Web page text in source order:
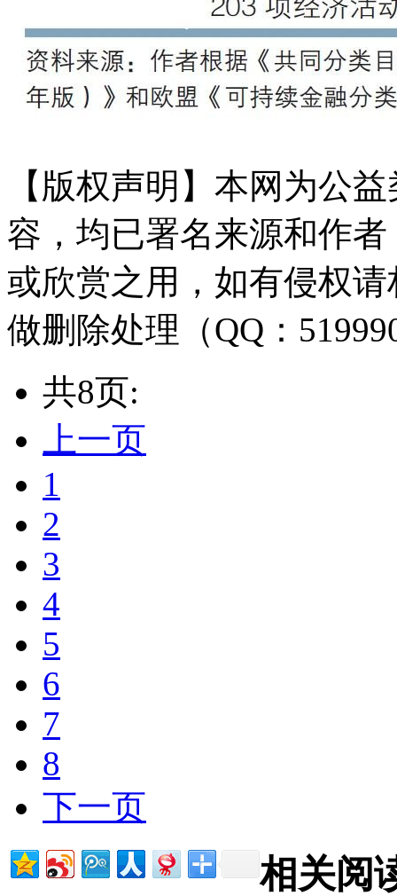
【版权声明】本网为公
容，均已署名来源和作
或欣赏之用，如有侵权
做删除处理（QQ：
共8页:
上一页
1
2
3
4
5
6
7
8
下一页
相关阅